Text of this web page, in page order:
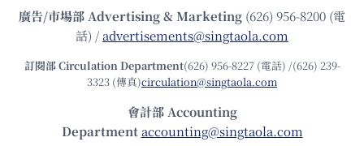
廣告/市場部Advertising & Marketing (626) 956-8200 (電
話) /advertisements@singtaola.com
訂閱部 Circulation Department(626) 956-8227 (電話) /(626) 239-
3323 (傳真)circulation@singtaola.com
會計部 Accounting
Department accounting@singtaola.com